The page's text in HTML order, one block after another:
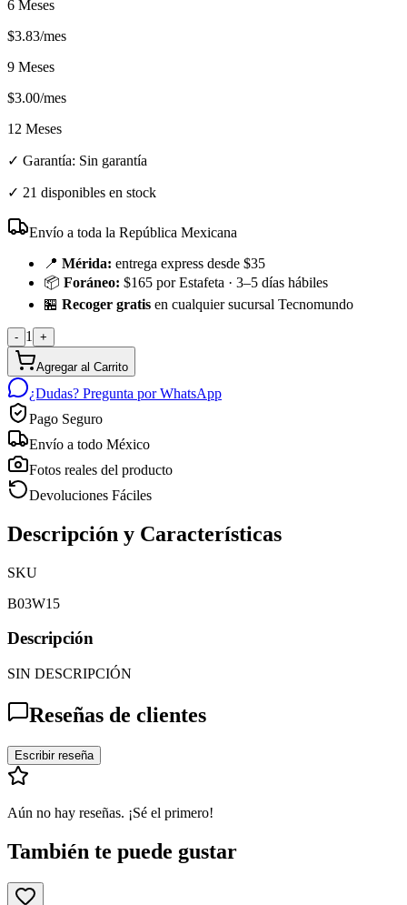
6 Meses
$3.83/mes
9 Meses
$3.00/mes
12 Meses
✓ Garantía: Sin garantía
✓ 21 disponibles en stock
Envío a toda la República Mexicana
📍 Mérida: entrega express desde $35
📦 Foráneo: $165 por Estafeta · 3–5 días hábiles
🏪 Recoger gratis en cualquier sucursal Tecnomundo
- 1 +
Agregar al Carrito
¿Dudas? Pregunta por WhatsApp
Pago Seguro
Envío a todo México
Fotos reales del producto
Devoluciones Fáciles
Descripción y Características
SKU
B03W15
Descripción
SIN DESCRIPCIÓN
Reseñas de clientes
Escribir reseña
Aún no hay reseñas. ¡Sé el primero!
También te puede gustar